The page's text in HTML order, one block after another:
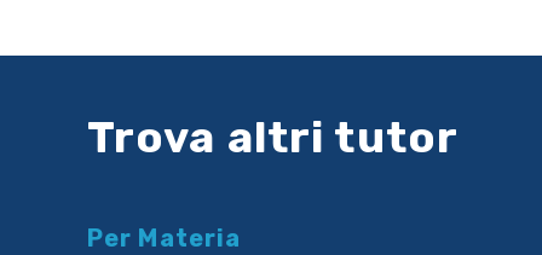
Trova altri tutor
Per Materia